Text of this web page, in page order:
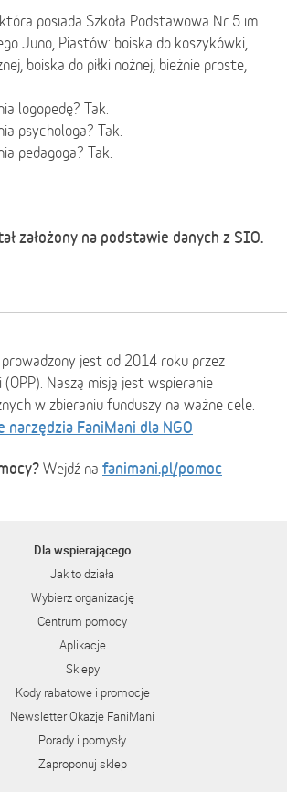
posiada Szkoła Podstawowa Nr 5 im.
Juno, Piastów: boiska do koszykówki,
boiska do piłki nożnej, bieżnie proste,
logopedę? Tak.
psychologa? Tak.
pedagoga? Tak.
założony na podstawie danych z SIO.
jest od 2014 roku przez
Naszą misją jest wspieranie
w zbieraniu funduszy na ważne cele.
narzędzia FaniMani dla NGO
Wejdź na fanimani.pl/pomoc
Dla wspierającego
Jak to działa
Wybierz organizację
Centrum pomocy
Aplikacje
Sklepy
Kody rabatowe i promocje
Newsletter Okazje FaniMani
Porady i pomysły
Zaproponuj sklep